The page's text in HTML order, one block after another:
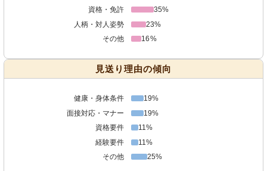
資格・免許
35%
人柄・対人姿勢
23%
その他
16%
見送り理由の傾向
健康・身体条件
19%
面接対応・マナー
19%
資格要件
11%
経験要件
11%
その他
25%